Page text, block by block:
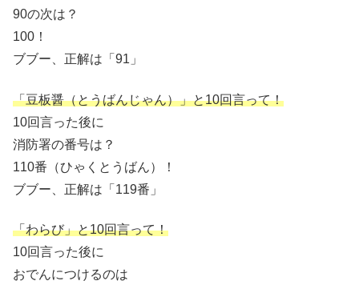
90の次は？
100！
ブブー、正解は「91」
「豆板醤（とうばんじゃん）」と10回言って！
10回言った後に
消防署の番号は？
110番（ひゃくとうばん）！
ブブー、正解は「119番」
「わらび」と10回言って！
10回言った後に
おでんにつけるのは